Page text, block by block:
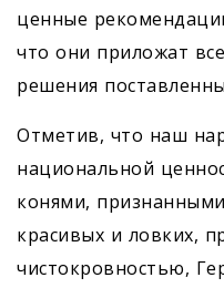
ценные
что они приложат
решения
Отметив, что наш
национальной
конями,
красивых и ловких,
чистокровностью,